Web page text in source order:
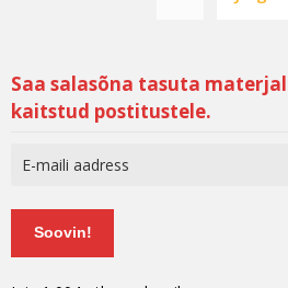
Saa salasõna tasuta
kaitstud postitustele.
Soovin!